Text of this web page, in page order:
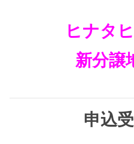
ヒナタ
新分譲
申込